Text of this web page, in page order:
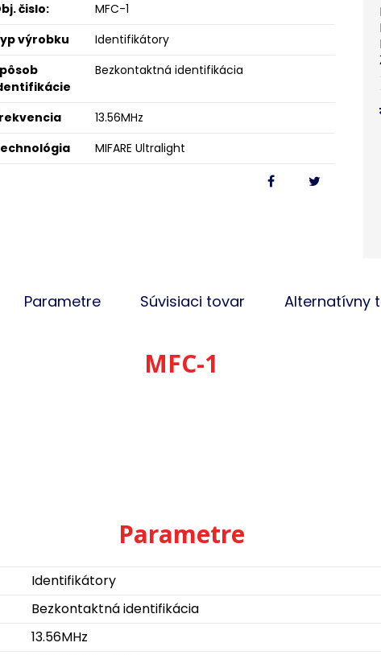
čislo:
MFC-1
výrobku
Identifikátory
Bezkontaktná identifikácia
13.56MHz
MIFARE Ultralight
Parametre Súvisiaci tovar Alternatívny
MFC-1
Parametre
Identifikátory
Bezkontaktná identifikácia
13.56MHz